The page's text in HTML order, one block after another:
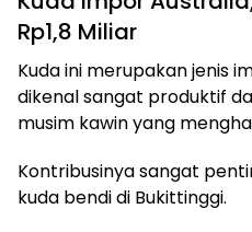
Rp1,8 Miliar
Kuda ini merupakan jenis
dikenal sangat produktif
musim kawin yang
Kontribusinya sangat
kuda bendi di Bukittinggi.